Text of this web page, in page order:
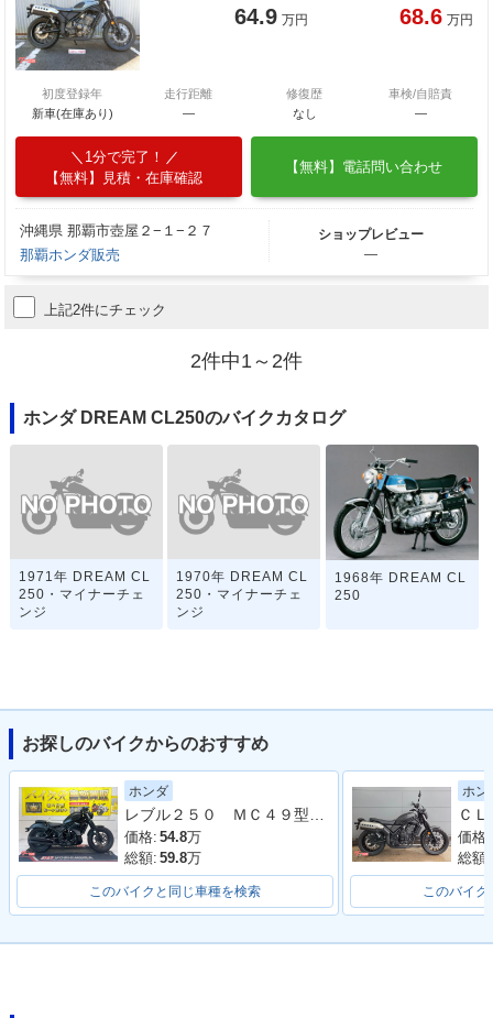
64.9 万円 68.6 万円
初度登録年
新車(在庫あり)
走行距離
―
修復歴
なし
車検/自賠責
―
1分で完了！
【無料】見積・在庫確認
【無料】電話問い合わせ
沖縄県 那覇市壺屋２−１−２７
那覇ホンダ販売
ショップレビュー
―
上記2件にチェック
2件中1～2件
ホンダ DREAM CL250のバイクカタログ
1971年 DREAM CL
250・マイナーチェ
ンジ
1970年 DREAM CL
250・マイナーチェ
ンジ
1968年 DREAM CL
250
お探しのバイクからのおすすめ
ホンダ
レブル２５０ ＭＣ４９型 ２０１９年モデル 社外タンクカバー サイドバック 社外マフラー アラーム
価格: 54.8万
総額: 59.8万
このバイクと同じ車種を検索
ホン
価格:
総額:
このバイク